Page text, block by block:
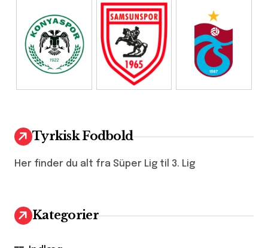
Tyrkisk Fodbold
Her finder du alt fra Süper Lig til 3. Lig
Kategorier